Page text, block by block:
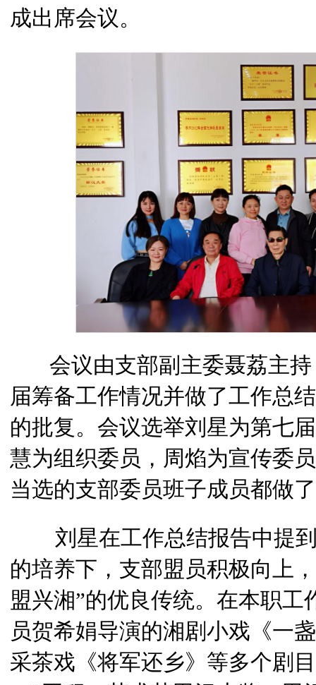
成出席会议。
会议由支部副主委聂荔主持
届筹备工作情况并做了工作总
的批复。会议选举刘星为第七
慧为组织委员，周焰为宣传委
当选的支部委员班子成员都做
刘星在工作总结报告中提到
的培养下，支部盟员积极向上
盟兴湘”的优良传统。在本职
员贺希娟导演的湘剧小戏《一
采茶戏《将军还乡》等多个剧